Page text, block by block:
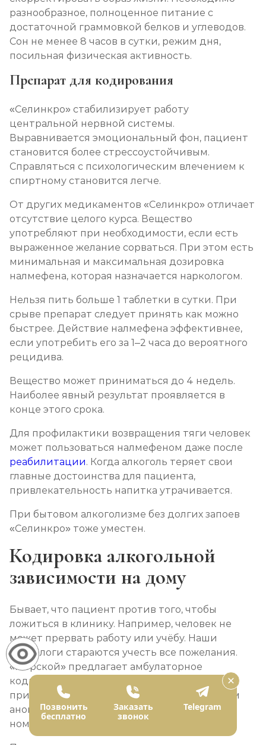
разнообразное, полноценное питание с
достаточной граммовкой белков и углеводов.
Сон не менее 8 часов в сутки, режим дня,
посильная физическая активность.
Препарат для кодирования
«Селинкро» стабилизирует работу
центральной нервной системы.
Выравнивается эмоциональный фон, пациент
становится более стрессоустойчивым.
Справляться с психологическим влечением к
спиртному становится легче.
От других медикаментов «Селинкро» отличает
отсутствие целого курса. Вещество
употребляют при необходимости, если есть
выраженное желание сорваться. При этом есть
минимальная и максимальная дозировка
налмефена, которая назначается наркологом.
Нельзя пить больше 1 таблетки в сутки. При
срыве препарат следует принять как можно
быстрее. Действие налмефена эффективнее,
если употребить его за 1–2 часа до вероятного
рецидива.
Вещество может приниматься до 4 недель.
Наиболее явный результат проявляется в
конце этого срока.
Для профилактики возвращения тяги человек
может пользоваться налмефеном даже после
реабилитации. Когда алкоголь теряет свои
главные достоинства для пациента,
привлекательность напитка утрачивается.
При бытовом алкоголизме без долгих запоев
«Селинкро» тоже уместен.
Кодировка алкогольной
зависимости на дому
Бывает, что пациент против того, чтобы
ложиться в клинику. Например, человек не
может прервать работу или учёбу. Наши
наркологи стараются учесть все пожелания.
«Морской» предлагает амбулаторное
кодирование «Селинкро». Для этого доктор
приезжает к пациенту домой с сохранением
анонимности. Вызвать нарколога можно по
номеру горячей линии.
Позвонить
бесплатно
Заказать
звонок
Telegram